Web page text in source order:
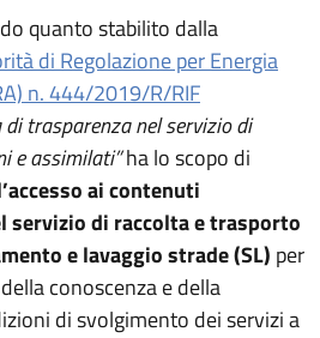
quanto stabilito dalla
di Regolazione per Energia
n. 444/2019/R/RIF
trasparenza nel servizio di
e assimilati”ha lo scopo di
ai contenuti
di raccolta e trasporto
e lavaggio strade (SL) per
conoscenza e della
di svolgimento dei servizi a